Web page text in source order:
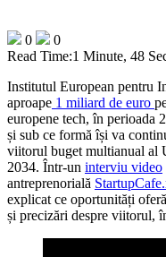
0
0
Read Time:1 Minute, 48
Institutul European pentru
aproape 1 miliard de euro
europene tech, în perioada
și sub ce formă își va
viitorul buget multianual al
2034. Într-un interviu video
antreprenorială
explicat ce oportunități
și precizări despre viitorul,